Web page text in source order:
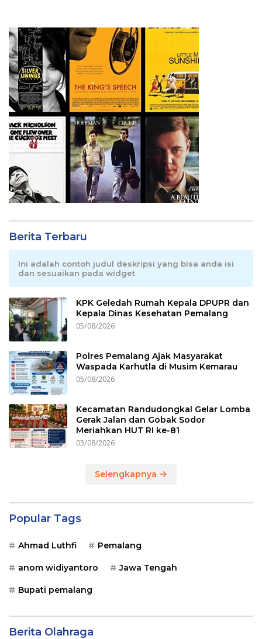
Berita Terbaru
Ini adalah contoh judul deskripsi yang bisa anda isi
dan sesuaikan pada widget
KPK Geledah Rumah Kepala DPUPR dan
Kepala Dinas Kesehatan Pemalang
05/08/2026
Polres Pemalang Ajak Masyarakat
Waspada Karhutla di Musim Kemarau
05/08/2026
Kecamatan Randudongkal Gelar Lomba
Gerak Jalan dan Gobak Sodor
Meriahkan HUT RI ke-81
03/08/2026
Selengkapnya
Popular Tags
Ahmad Luthfi Pemalang
anom widiyantoro Jawa Tengah
Bupati pemalang
Berita Olahraga